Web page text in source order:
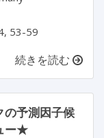
続きを読む
の予測因子候
ー★